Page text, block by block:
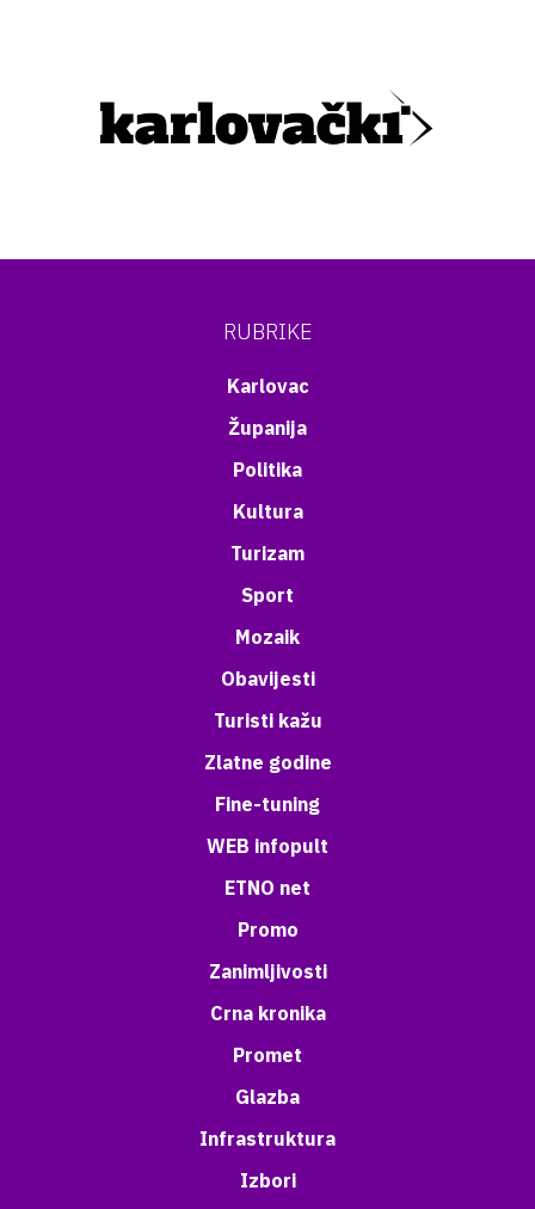
RUBRIKE
Karlovac
Županija
Politika
Kultura
Turizam
Sport
Mozaik
Obavijesti
Turisti kažu
Zlatne godine
Fine-tuning
WEB infopult
ETNO net
Promo
Zanimljivosti
Crna kronika
Promet
Glazba
Infrastruktura
Izbori